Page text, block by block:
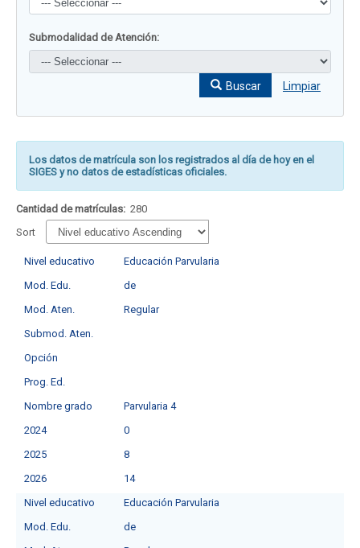
Submodalidad de Atención:
Buscar Limpiar
Los datos de matrícula son los registrados al día de hoy en el
SIGES y no datos de estadísticas oficiales.
Cantidad de matrículas: 280
Sort
Nivel educativo
Educación Parvularia
Mod. Edu.
de
Mod. Aten.
Regular
Submod. Aten.
Opción
Prog. Ed.
Nombre grado
Parvularia 4
2024
0
2025
8
2026
14
Nivel educativo
Educación Parvularia
Mod. Edu.
de